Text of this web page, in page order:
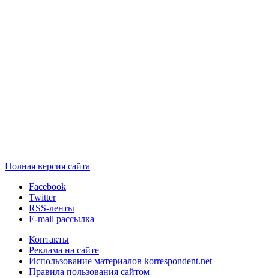
Полная версия сайта
Facebook
Twitter
RSS-ленты
E-mail рассылка
Контакты
Реклама на сайте
Использование материалов korrespondent.net
Правила пользования сайтом